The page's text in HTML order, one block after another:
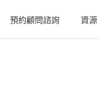
預約顧問諮詢 資源